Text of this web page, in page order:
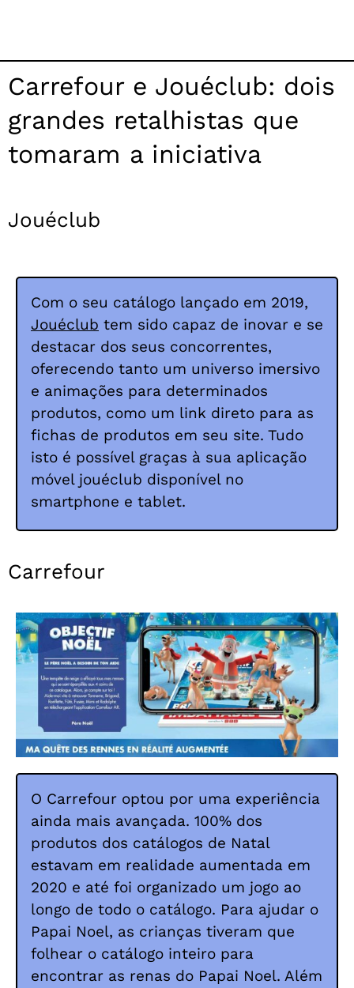
Carrefour e Jouéclub: dois
grandes retalhistas que
tomaram a iniciativa
Jouéclub
Com o seu catálogo lançado em 2019,
Jouéclub tem sido capaz de inovar e se
destacar dos seus concorrentes,
oferecendo tanto um universo imersivo
e animações para determinados
produtos, como um link direto para as
fichas de produtos em seu site. Tudo
isto é possível graças à sua aplicação
móvel jouéclub disponível no
smartphone e tablet.
Carrefour
O Carrefour optou por uma experiência
ainda mais avançada. 100% dos
produtos dos catálogos de Natal
estavam em realidade aumentada em
2020 e até foi organizado um jogo ao
longo de todo o catálogo. Para ajudar o
Papai Noel, as crianças tiveram que
folhear o catálogo inteiro para
encontrar as renas do Papai Noel. Além